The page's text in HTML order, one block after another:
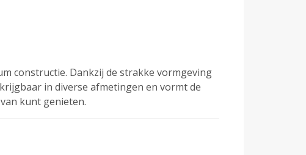
constructie. Dankzij de strakke vormgeving
in diverse afmetingen en vormt de
kunt genieten.